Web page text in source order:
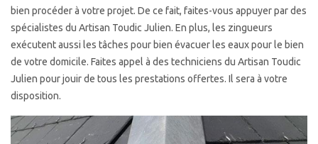
bien procéder à votre projet. De ce fait, faites-vous appuyer par des
spécialistes du Artisan Toudic Julien. En plus, les zingueurs
exécutent aussi les tâches pour bien évacuer les eaux pour le bien
de votre domicile. Faites appel à des techniciens du Artisan Toudic
Julien pour jouir de tous les prestations offertes. Il sera à votre
disposition.